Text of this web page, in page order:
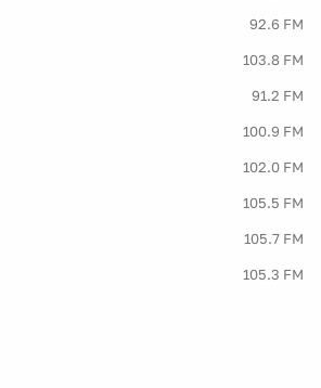
92.6 FM
103.8 FM
91.2 FM
100.9 FM
102.0 FM
105.5 FM
105.7 FM
105.3 FM